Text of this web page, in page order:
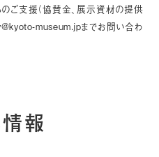
ご支援（協賛金、展示資材の提供
museum.jpまでお問い合わ
報